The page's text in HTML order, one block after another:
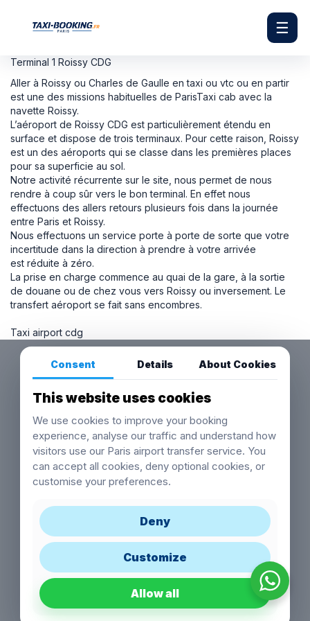
☰
Terminal 1 Roissy CDG
Aller à Roissy ou Charles de Gaulle en taxi ou vtc ou en partir
est une des missions habituelles de ParisTaxi cab avec la
navette Roissy.
L’aéroport de Roissy CDG est particulièrement étendu en
surface et dispose de trois terminaux. Pour cette raison, Roissy
est un des aéroports qui se classe dans les premières places
pour sa superficie au sol.
Notre activité récurrente sur le site, nous permet de nous
rendre à coup sûr vers le bon terminal. En effet nous
effectuons des allers retours plusieurs fois dans la journée
entre Paris et Roissy.
Nous effectuons un service porte à porte de sorte que votre
incertitude dans la direction à prendre à votre arrivée
est réduite à zéro.
La prise en charge commence au quai de la gare, à la sortie
de douane ou de chez vous vers Roissy ou inversement. Le
transfert aéroport se fait sans encombres.
Taxi airport cdg
Consent Details About Cookies
This website uses cookies
We use cookies to improve your booking
experience, analyse our traffic and understand how
visitors use our Paris airport transfer service. You
can accept all cookies, deny optional cookies, or
customise your preferences.
Deny
Customize
Allow all